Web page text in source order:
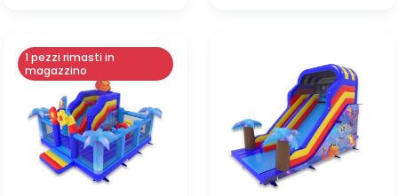
1 pezzi rimasti in
magazzino